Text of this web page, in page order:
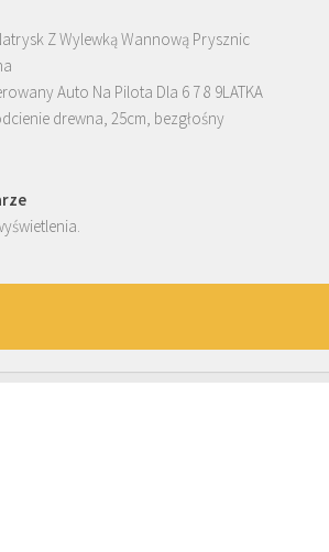
Z Wylewką Wannową Prysznic
Auto Na Pilota Dla 6 7 8 9LATKA
drewna, 25cm, bezgłośny